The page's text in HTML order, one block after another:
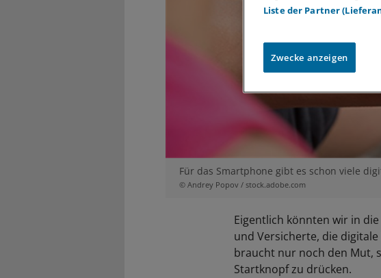
Für das Smartphone gibt es schon viele
© Andrey Popov / stock.adobe.com
Eigentlich könnten wir in
und Versicherte, die
braucht nur noch den Mut,
Startknopf zu drücken.
Liste der Partner
Zwecke anzeigen